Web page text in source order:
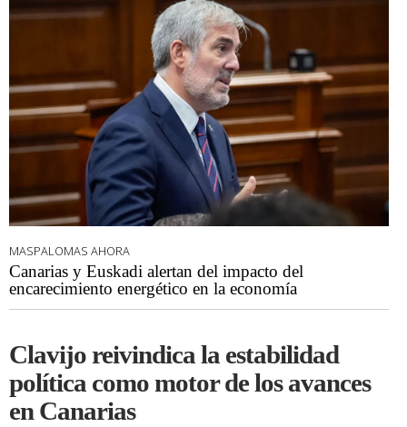
MASPALOMAS AHORA
Canarias y Euskadi alertan del impacto del
encarecimiento energético en la economía
Clavijo reivindica la estabilidad
política como motor de los avances
en Canarias